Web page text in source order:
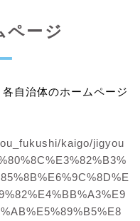
ページ
自治体のホームページ
kaigo/jigyou